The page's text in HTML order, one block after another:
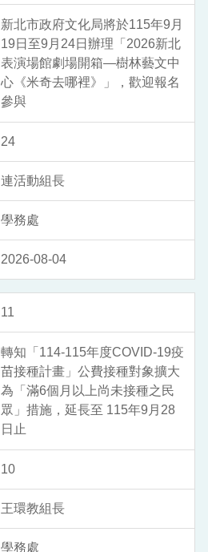
新北市政府文化局將於115年9月
19日至9月24日辦理「2026新北
表演場館劇場開箱—樹林藝文中
心《米奇去哪裡》」，歡迎報名
參與
24
連活動組長
學務處
2026-08-04
11
轉知「114-115年度COVID-19疫
苗接種計畫」公費接種對象擴大
為「滿6個月以上尚未接種之民
眾」措施，延長至 115年9月28
日止
10
王環教組長
學務處